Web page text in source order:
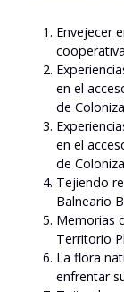
Envejecer
en el
de
en el
de
Tejiendo
Balneario
Memorias
Territorio
La flora
enfrentar